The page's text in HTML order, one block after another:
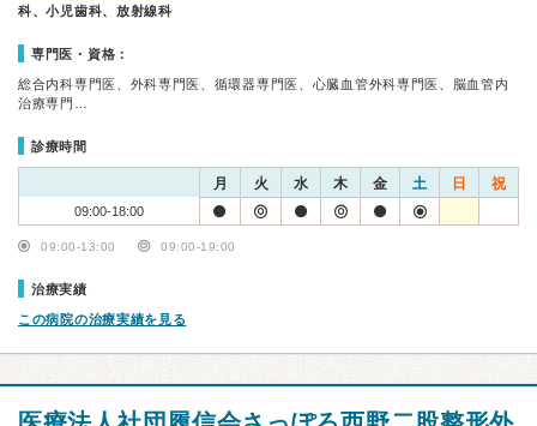
科、小児歯科、放射線科
専門医・資格：
総合内科専門医、外科専門医、循環器専門医、心臓血管外科専門医、脳血管内
治療専門…
診療時間
月 火 水 木 金 土 日 祝
09:00-18:00
09:00-13:00 09:00-19:00
治療実績
この病院の治療実績を見る